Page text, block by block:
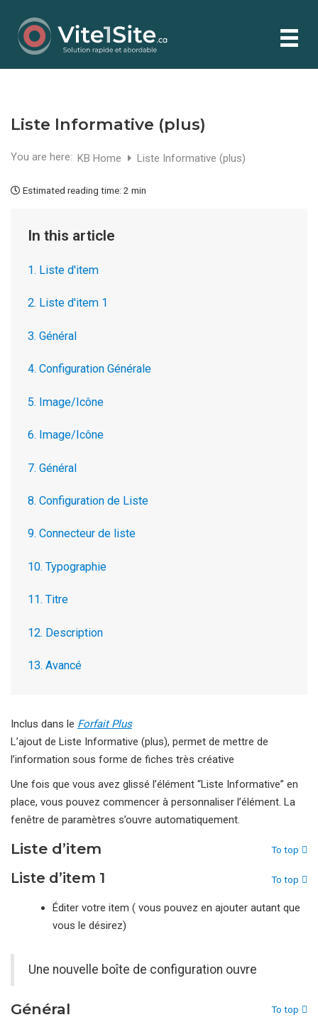
Liste Informative (plus)
You are here: KB Home Liste Informative (plus)
Estimated reading time: 2 min
In this article
1. Liste d'item
2. Liste d'item 1
3. Général
4. Configuration Générale
5. Image/Icône
6. Image/Icône
7. Général
8. Configuration de Liste
9. Connecteur de liste
10. Typographie
11. Titre
12. Description
13. Avancé
Inclus dans le Forfait Plus
L’ajout de Liste Informative (plus), permet de mettre de
l’information sous forme de fiches très créative
Une fois que vous avez glissé l’élément “Liste Informative” en
place, vous pouvez commencer à personnaliser l’élément. La
fenêtre de paramètres s’ouvre automatiquement.
Liste d’item To top
Liste d’item 1 To top
Éditer votre item ( vous pouvez en ajouter autant que
vous le désirez)
Une nouvelle boîte de configuration ouvre
Général To top